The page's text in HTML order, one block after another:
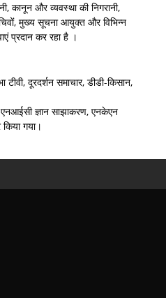
कानून और व्यवस्था की निगरानी,
मुख्य सूचना आयुक्त और विभिन्न
प्रदान कर रहा है ।
दूरदर्शन समाचार, डीडी-किसान,
ज्ञान साझाकरण, एनकेएन
गया।